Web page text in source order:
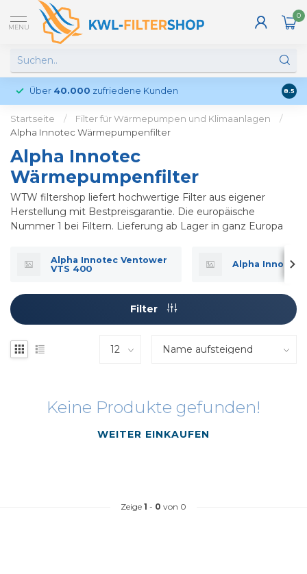
MENU
0
Über 40.000 zufriedene Kunden 8.5
Startseite / Filter für Wärmepumpen und Klimaanlagen
/
Alpha Innotec Wärmepumpenfilter
Alpha Innotec
Wärmepumpenfilter
WTW filtershop liefert hochwertige Filter aus eigener
Herstellung mit Bestpreisgarantie. Die europäische
Nummer 1 bei Filtern. Lieferung ab Lager in ganz Europa
Alpha Innotec Ventower
VTS 400
Alpha Inno Tec
Filter
Keine Produkte gefunden!
WEITER EINKAUFEN
Zeige 1 - 0 von 0